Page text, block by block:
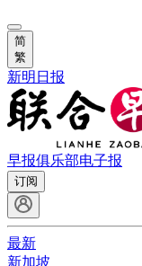
简
繁
新明日报
早报俱乐部电子报
订阅
最新
新加坡